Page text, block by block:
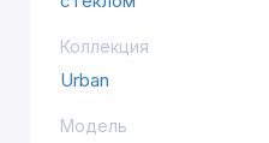
Коллекция
Urban
Модель